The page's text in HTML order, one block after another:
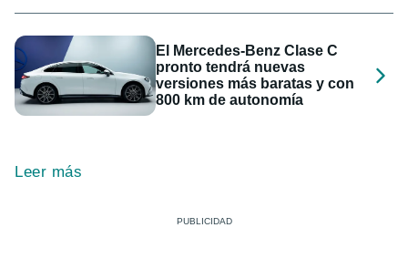
El Mercedes-Benz Clase C
pronto tendrá nuevas
versiones más baratas y con
800 km de autonomía
Leer más